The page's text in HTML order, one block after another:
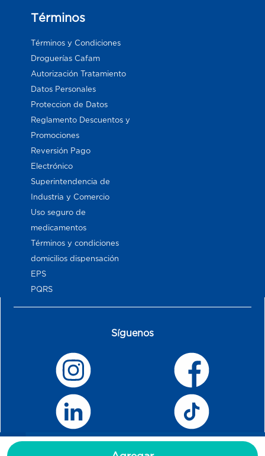
Términos
Términos y Condiciones
Droguerías Cafam
Autorización Tratamiento
Datos Personales
Proteccion de Datos
Reglamento Descuentos y
Promociones
Reversión Pago
Electrónico
Superintendencia de
Industria y Comercio
Uso seguro de
medicamentos
Términos y condiciones
domicilios dispensación
EPS
PQRS
Síguenos